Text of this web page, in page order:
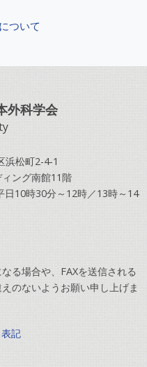
ついて
外科学会
松町2-4-1
ング南館11階
10時30分～12時／13時～14
る場合や、FAXを送信される
のないようお願い申し上げま
記